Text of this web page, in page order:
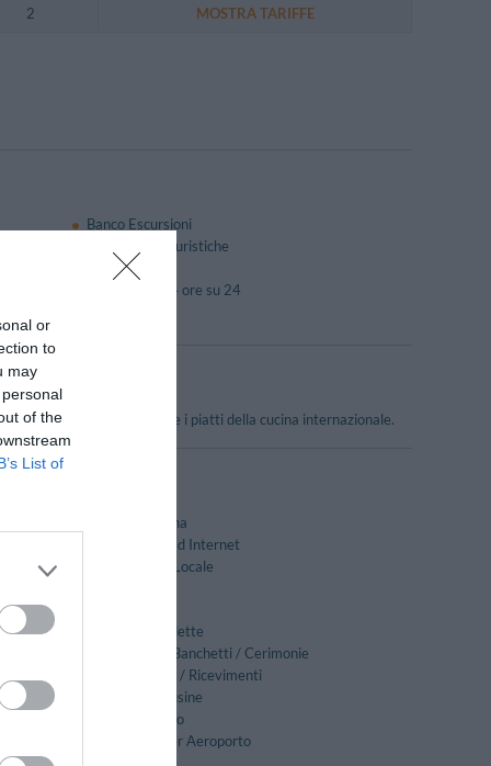
or
to
may
of the
List of
2 MOSTRA TARIFFE
Banco Escursioni
Informazioni Turistiche
Piano Bar
Reception - 24 ore su 24
della tradizione locale e i piatti della cucina internazionale.
Bar della piscina
Connessione ad Internet
Cucina Tipica Locale
/
Noleggio Biciclette
Ricevimenti / Banchetti / Cerimonie
Sala Banchetti / Ricevimenti
Servizio Limousine
Servizio medico
Transfer da/per Aeroporto